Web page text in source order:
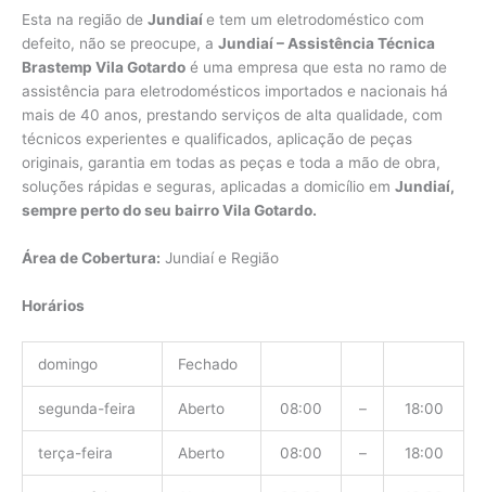
Esta na região de Jundiaíe tem um eletrodoméstico com
defeito, não se preocupe, a Jundiaí – Assistência Técnica
Brastemp Vila Gotardo é uma empresa que esta no ramo de
assistência para eletrodomésticos importados e nacionais há
mais de 40 anos, prestando serviços de alta qualidade, com
técnicos experientes e qualificados, aplicação de peças
originais, garantia em todas as peças e toda a mão de obra,
soluções rápidas e seguras, aplicadas a domicílio em Jundiaí,
sempre perto do seu bairro Vila Gotardo.
Área de Cobertura: Jundiaí e Região
Horários
domingo Fechado
segunda-feira Aberto 08:00 – 18:00
terça-feira Aberto 08:00 – 18:00